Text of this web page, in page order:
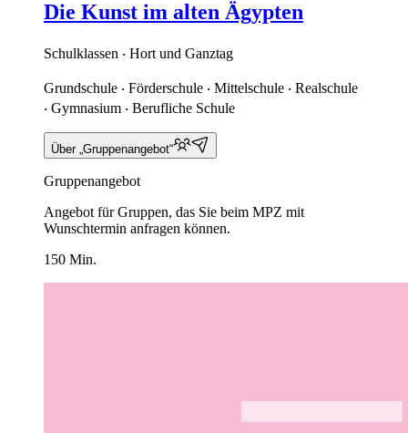
Die Kunst im alten Ägypten
Schulklassen ‧ Hort und Ganztag
Grundschule ‧ Förderschule ‧ Mittelschule ‧ Realschule
‧ Gymnasium ‧ Berufliche Schule
Über „Gruppenangebot“
Gruppenangebot
Angebot für Gruppen, das Sie beim MPZ mit
Wunschtermin anfragen können.
150 Min.